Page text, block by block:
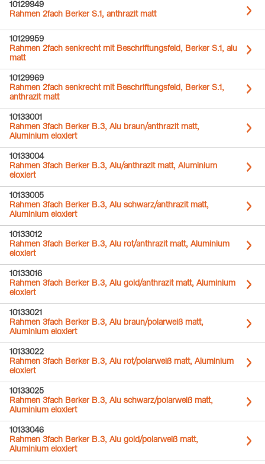
10129949
Rahmen 2fach Berker S.1, anthrazit matt
10129959
Rahmen 2fach senkrecht mit Beschriftungsfeld, Berker S.1, alu
matt
10129969
Rahmen 2fach senkrecht mit Beschriftungsfeld, Berker S.1,
anthrazit matt
10133001
Rahmen 3fach Berker B.3, Alu braun/anthrazit matt,
Aluminium eloxiert
10133004
Rahmen 3fach Berker B.3, Alu/anthrazit matt, Aluminium
eloxiert
10133005
Rahmen 3fach Berker B.3, Alu schwarz/anthrazit matt,
Aluminium eloxiert
10133012
Rahmen 3fach Berker B.3, Alu rot/anthrazit matt, Aluminium
eloxiert
10133016
Rahmen 3fach Berker B.3, Alu gold/anthrazit matt, Aluminium
eloxiert
10133021
Rahmen 3fach Berker B.3, Alu braun/polarweiß matt,
Aluminium eloxiert
10133022
Rahmen 3fach Berker B.3, Alu rot/polarweiß matt, Aluminium
eloxiert
10133025
Rahmen 3fach Berker B.3, Alu schwarz/polarweiß matt,
Aluminium eloxiert
10133046
Rahmen 3fach Berker B.3, Alu gold/polarweiß matt,
Aluminium eloxiert